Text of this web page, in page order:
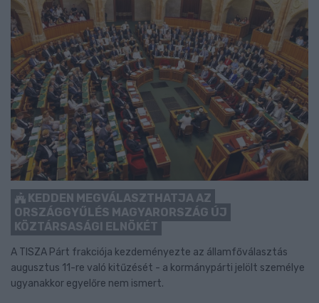
KEDDEN MEGVÁLASZTHATJA AZ
ORSZÁGGYŰLÉS MAGYARORSZÁG ÚJ
KÖZTÁRSASÁGI ELNÖKÉT
A TISZA Párt frakciója kezdeményezte az államfőválasztás
augusztus 11-re való kitűzését - a kormánypárti jelölt személye
ugyanakkor egyelőre nem ismert.